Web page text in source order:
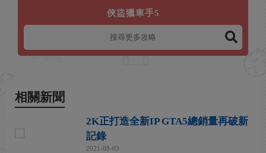
俠盜獵車手5
相關新聞
2K正打造全新IP GTA5總銷量再破新
記錄
2021-08-03